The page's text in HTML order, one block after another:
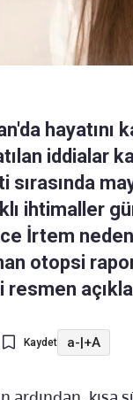
hayatını
iddialar
ihtimaller
İrtem
otopsi
Kaydet a-|+A